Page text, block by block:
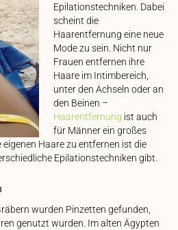
Epilationstechniken. Dabei
scheint die
Haarentfernung eine neue
Mode zu sein. Nicht nur
Frauen entfernen ihre
Haare im Intimbereich,
unter den Achseln oder an
den Beinen –
Haarentfernung ist auch
für Männer ein großes
Haare zu entfernen ist die
Epilationstechniken gibt.
wurden Pinzetten gefunden,
genutzt wurden. Im alten Ägypten